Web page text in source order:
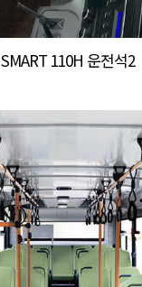
SMART 110H 운전석2